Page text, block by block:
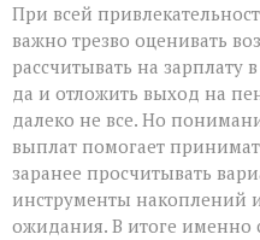
При всей
важно трезво оценивать
рассчитывать на зарплату
да и отложить выход на
далеко не все. Но
выплат помогает
заранее просчитывать
инструменты накоплений
ожидания. В итоге именно